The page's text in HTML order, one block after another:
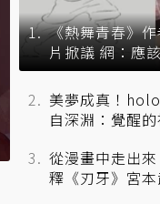
《熱舞青春》
片掀議 網：應
美夢成真！
自深淵：覺醒
從漫畫中走出
釋《刃牙》宮